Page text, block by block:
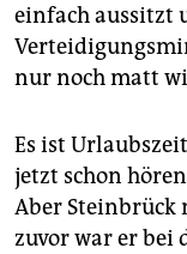
einfach aussitzt
nur noch matt
Es ist
jetzt schon
Aber Steinbrück
zuvor war er bei